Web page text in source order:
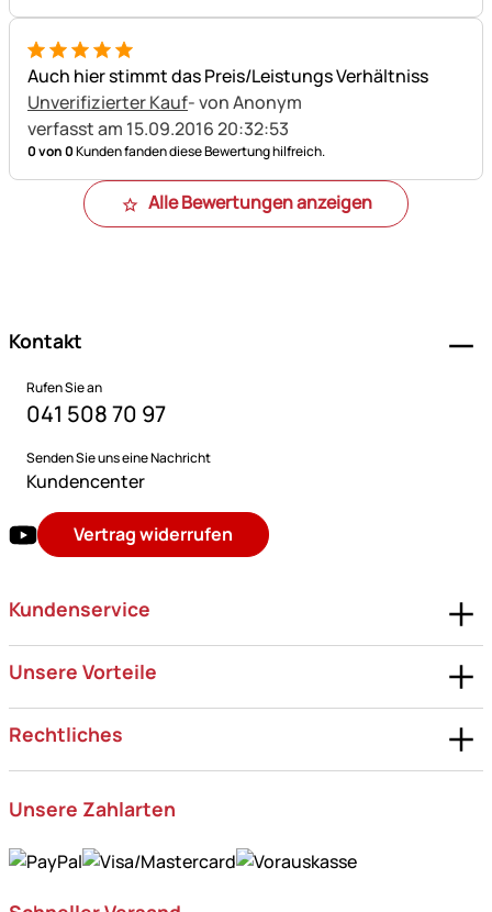
5 von 5
Auch hier stimmt das Preis/Leistungs Verhältniss
Unverifizierter Kauf- von Anonym
verfasst am 15.09.2016 20:32:53
0 von 0Kunden fanden diese Bewertung hilfreich.
Alle Bewertungen anzeigen
Kontakt
Rufen Sie an
041 508 70 97
Senden Sie uns eine Nachricht
Kundencenter
Vertrag widerrufen
Kundenservice
Unsere Vorteile
Rechtliches
Unsere Zahlarten